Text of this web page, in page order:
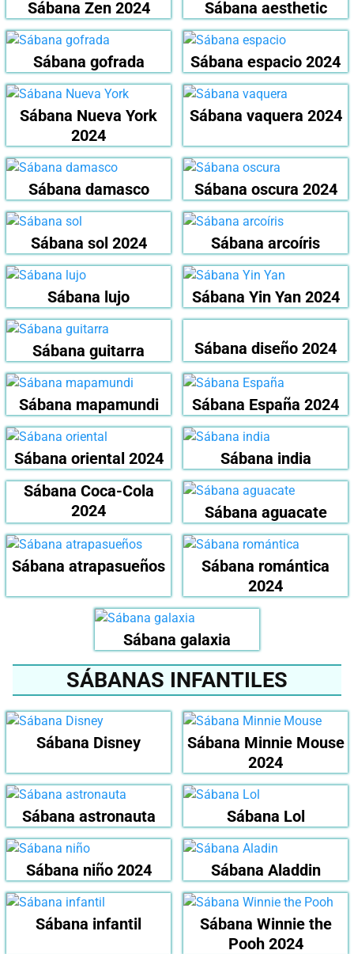
Sábana Zen 2024 Sábana aesthetic
Sábana gofrada Sábana espacio 2024
Sábana Nueva York
2024
Sábana vaquera 2024
Sábana damasco Sábana oscura 2024
Sábana sol 2024 Sábana arcoíris
Sábana lujo Sábana Yin Yan 2024
Sábana guitarra Sábana diseño 2024
Sábana mapamundi Sábana España 2024
Sábana oriental 2024
Sábana india
Sábana Coca-Cola
2024
Sábana aguacate
Sábana atrapasueños
Sábana romántica
2024
Sábana galaxia
SÁBANAS INFANTILES
Sábana Disney
Sábana Minnie Mouse
2024
Sábana astronauta Sábana Lol
Sábana niño 2024 Sábana Aladdin
Sábana infantil
Sábana Winnie the
Pooh 2024